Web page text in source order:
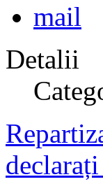
Detalii